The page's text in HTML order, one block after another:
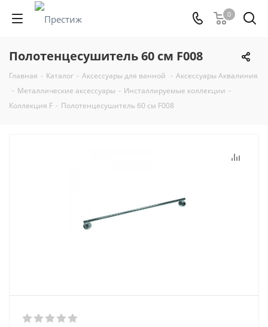
0
Полотенцесушитель 60 см F008
Главная - Каталог - Аксессуары для ванной - Аксессуары Аквалиния
- Металлические аксессуары - Инсталлируемые коллекции -
Коллекция F - Полотенцесушитель 60 см F008